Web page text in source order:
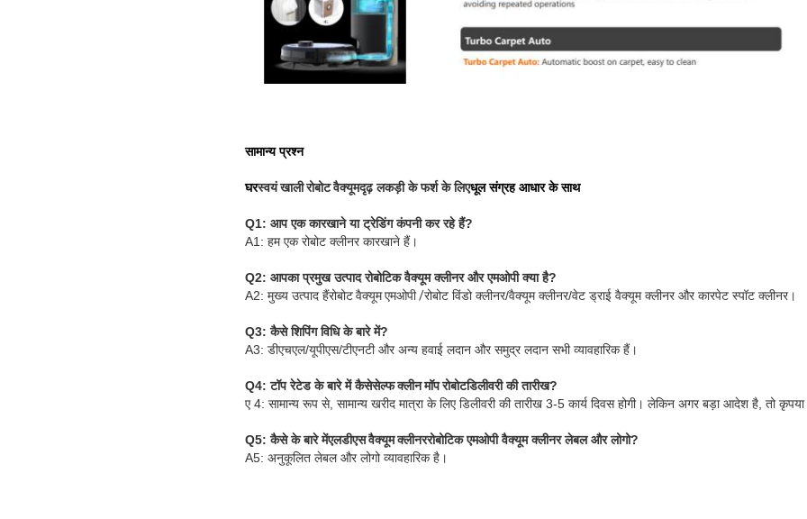
सामान्य प्रश्न
घरस्वयं खाली रोबोट वैक्यूमदृढ़ लकड़ी के फर्श के लिएधूल संग्रह आधार के साथ
Q1: आप एक कारखाने या ट्रेडिंग कंपनी कर रहे हैं?
A1: हम एक रोबोट क्लीनर कारखाने हैं।
Q2: आपका प्रमुख उत्पाद रोबोटिक वैक्यूम क्लीनर और एमओपी क्या है?
A2: मुख्य उत्पाद हैंरोबोट वैक्यूम एमओपी /रोबोट विंडो क्लीनर/वैक्यूम क्लीनर/वेट ड्राई वैक्यूम क्लीनर और कारपेट स्पॉट क्लीनर।
Q3: कैसे शिपिंग विधि के बारे में?
A3: डीएचएल/यूपीएस/टीएनटी और अन्य हवाई लदान और समुद्र लदान सभी व्यावहारिक हैं।
Q4: टॉप रेटेड के बारे में कैसेसेल्फ क्लीन मॉप रोबोटडिलीवरी की तारीख?
ए 4: सामान्य रूप से, सामान्य खरीद मात्रा के लिए डिलीवरी की तारीख 3-5 कार्य दिवस होगी। लेकिन अगर बड़ा आदेश है, तो
Q5: कैसे के बारे मेंएलडीएस वैक्यूम क्लीनररोबोटिक एमओपी वैक्यूम क्लीनर लेबल और लोगो?
A5: अनुकूलित लेबल और लोगो व्यावहारिक है।